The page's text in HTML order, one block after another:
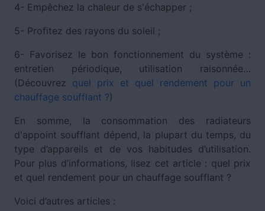
4- Empêchez la chaleur de s'échapper ;
5- Profitez des rayons du soleil ;
6- Favorisez le bon fonctionnement du système :
entretien périodique, utilisation raisonnée…
(Découvrez quel prix et quel rendement pour un
chauffage soufflant ?)
En somme, la consommation des radiateurs
d'appoint soufflant dépend, la plupart du temps, du
type d’appareils et de vos habitudes d’utilisation.
Pour plus d’informations, lisez cet article : quel prix
et quel rendement pour un chauffage soufflant ?
Voici d’autres articles :